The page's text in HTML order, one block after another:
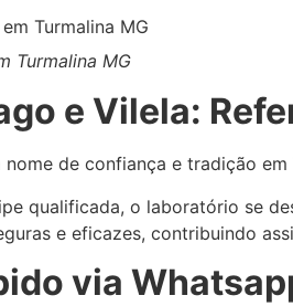
Turmalina MG
e Vilela:
de confiança e tradição
qualificada, o laboratório se
e eficazes, contribuindo
via